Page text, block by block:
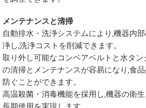
メンテナンスと清掃
自動排水・洗浄システムにより,機器内
浄し,洗浄コストを削減できます。
取り外し可能なコンベアベルトと水タ
の清掃とメンテナンスが容易になり,食
防ぐことができます。
高温殺菌・消毒機能を採用し,機器の衛